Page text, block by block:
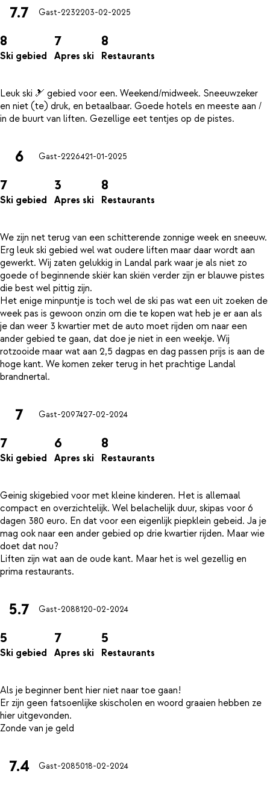
7.7 Gast-2232203-02-2025
8
Ski gebied
7
Apres ski
8
Restaurants
Leuk ski 🎿 gebied voor een. Weekend/midweek. Sneeuwzeker
en niet (te) druk, en betaalbaar. Goede hotels en meeste aan /
6 Gast-2226421-01-2025
7
Ski gebied
3
Apres ski
8
Restaurants
We zijn net terug van een schitterende zonnige week en sneeuw.
Erg leuk ski gebied wel wat oudere liften maar daar wordt aan
gewerkt. Wij zaten gelukkig in Landal park waar je als niet zo
goede of beginnende skiër kan skiën verder zijn er blauwe pistes
die best wel pittig zijn.
Het enige minpuntje is toch wel de ski pas wat een uit zoeken de
week pas is gewoon onzin om die te kopen wat heb je er aan als
je dan weer 3 kwartier met de auto moet rijden om naar een
ander gebied te gaan, dat doe je niet in een weekje. Wij
rotzooide maar wat aan 2,5 dagpas en dag passen prijs is aan de
hoge kant. We komen zeker terug in het prachtige Landal
7 Gast-2097427-02-2024
7
Ski gebied
6
Apres ski
8
Restaurants
Geinig skigebied voor met kleine kinderen. Het is allemaal
compact en overzichtelijk. Wel belachelijk duur, skipas voor 6
dagen 380 euro. En dat voor een eigenlijk piepklein gebeid. Ja je
mag ook naar een ander gebied op drie kwartier rijden. Maar wie
doet dat nou?
Liften zijn wat aan de oude kant. Maar het is wel gezellig en
5.7 Gast-2088120-02-2024
5
Ski gebied
7
Apres ski
5
Restaurants
Als je beginner bent hier niet naar toe gaan!
Er zijn geen fatsoenlijke skischolen en woord graaien hebben ze
hier uitgevonden.
7.4 Gast-2085018-02-2024